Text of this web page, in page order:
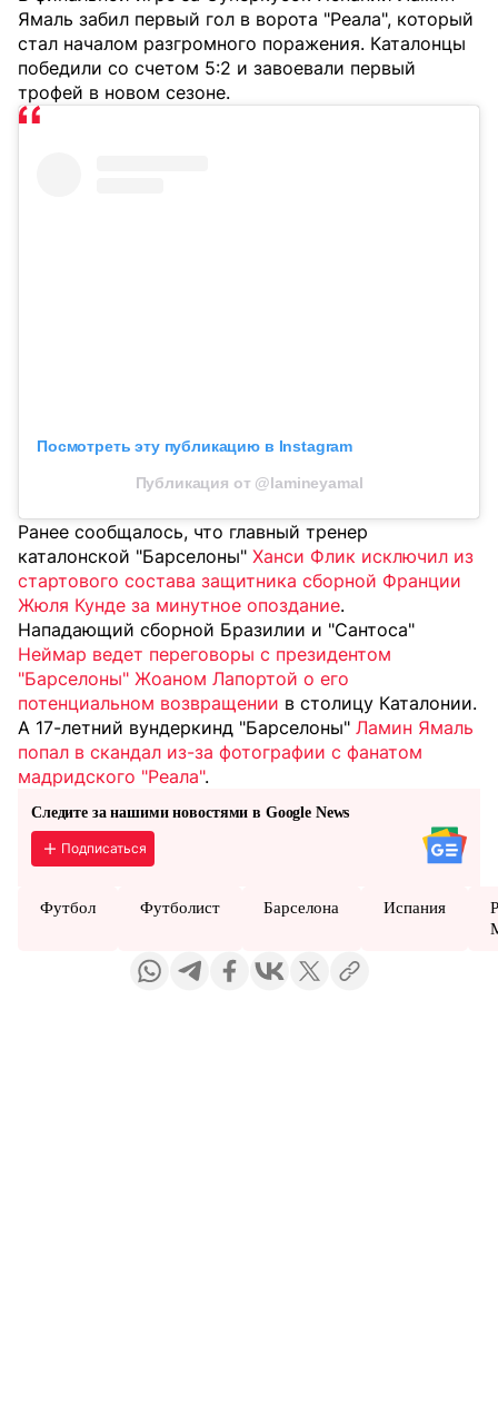
Ямаль забил первый гол в ворота "Реала", который
стал началом разгромного поражения. Каталонцы
победили со счетом 5:2 и завоевали первый
трофей в новом сезоне.
Посмотреть эту публикацию в Instagram
Публикация от @lamineyamal
Ранее сообщалось, что главный тренер
каталонской "Барселоны" Ханси Флик исключил из
стартового состава защитника сборной Франции
Жюля Кунде за минутное опоздание.
Нападающий сборной Бразилии и "Сантоса"
Неймар ведет переговоры с президентом
"Барселоны" Жоаном Лапортой о его
потенциальном возвращении в столицу Каталонии.
А 17-летний вундеркинд "Барселоны" Ламин Ямаль
попал в скандал из-за фотографии с фанатом
мадридского "Реала".
Следите за нашими новостями в Google News
Подписаться
Футбол Футболист Барселона Испания